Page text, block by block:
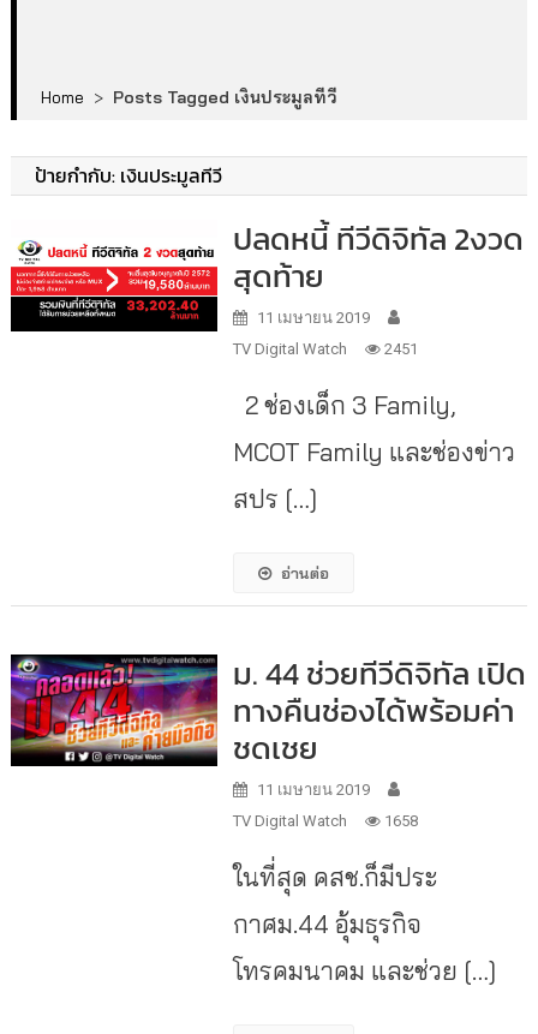
Home > Posts Tagged เงินประมูลทีวี
ป้ายกำกับ: เงินประมูลทีวี
ปลดหนี้ ทีวีดิจิทัล 2งวด
สุดท้าย
11 เมษายน 2019
TV Digital Watch
2451
2 ช่องเด็ก 3 Family,
MCOT Family และช่องข่าว
สปร […]
อ่านต่อ
ม. 44 ช่วยทีวีดิจิทัล เปิด
ทางคืนช่องได้พร้อมค่า
ชดเชย
11 เมษายน 2019
TV Digital Watch
1658
ในที่สุด คสช.ก็มีประ
กาศม.44 อุ้มธุรกิจ
โทรคมนาคม และช่วย […]